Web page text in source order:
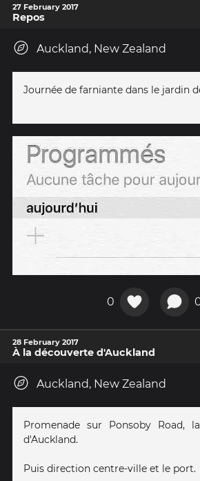
27 February 2017
Repos
Auckland, New Zealand
Journée de farniante dans le jardin
0
28 February 2017
À la découverte d'Auckland
Auckland, New Zealand
Promenade sur Ponsoby Road,
d'Auckland.
Puis direction centre-ville et le port.